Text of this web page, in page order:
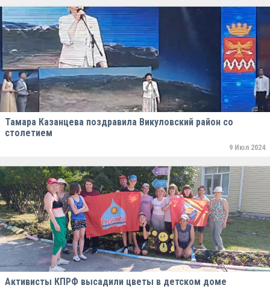
Тамара Казанцева поздравила Викуловский район со
столетием
9 Июл 2024
Активисты КПРФ высадили цветы в детском доме